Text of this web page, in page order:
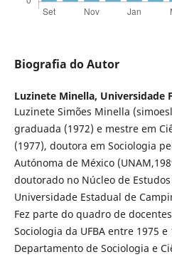
Biografia do Autor
Luzinete Minella, Universidade
Luzinete Simões Minella
graduada (1972) e mestre em
(1977), doutora em Sociologia
Autónoma de México
doutorado no Núcleo de
Universidade Estadual de
Fez parte do quadro de
Sociologia da UFBA entre 1975
Departamento de Sociologia e